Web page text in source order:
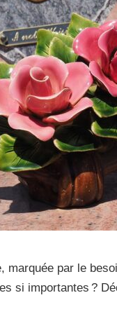
marquée par le
si importantes ?